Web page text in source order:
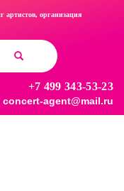
артистов, организация
+7 499 343-53-23
concert-agent@mail.ru